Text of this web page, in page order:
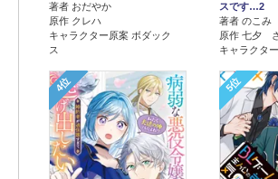
著者 おだやか
原作 クレハ
キャラクター原案 ボダック
ス
スです…2
著者 のこみ
原作 七夕
キャラクタ
4位 5位